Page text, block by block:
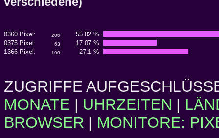
0360 Pixel: 206
55.82 %
0375 Pixel:
63
17.07 %
1366 Pixel:
100 27.1 %
ZUGRIFFE
MONATE | UHRZEITEN |
BROWSER | MONITORE: